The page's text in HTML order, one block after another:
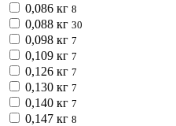
0,086 кг 8
0,088 кг 30
0,098 кг 7
0,109 кг 7
0,126 кг 7
0,130 кг 7
0,140 кг 7
0,147 кг 8